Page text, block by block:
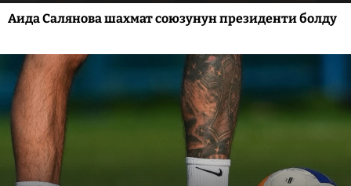
Аида Салянова шахмат союзунун президенти болду